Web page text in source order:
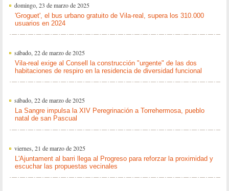
domingo, 23 de marzo de 2025
'Groguet', el bus urbano gratuito de Vila-real, supera los 310.000
usuarios en 2024
sábado, 22 de marzo de 2025
Vila-real exige al Consell la construcción "urgente" de las dos
habitaciones de respiro en la residencia de diversidad funcional
sábado, 22 de marzo de 2025
La Sangre impulsa la XIV Peregrinación a Torrehermosa, pueblo
natal de san Pascual
viernes, 21 de marzo de 2025
L'Ajuntament al barri llega al Progreso para reforzar la proximidad y
escuchar las propuestas vecinales